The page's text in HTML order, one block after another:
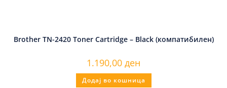
Brother TN-2420 Toner Cartridge – Black (компатибилен)
1.190,00 ден
Додај во кошница